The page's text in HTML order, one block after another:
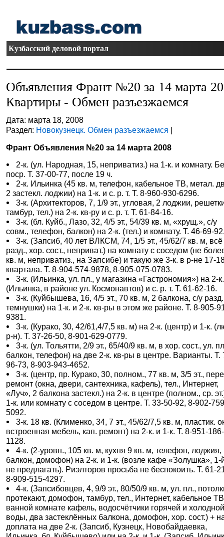
Кузбасский деловой портал
Объявления Франт №20 за 14 марта
Квартиры - Обмен разъезжаемся
Дата: марта 18, 2008
Раздел: Новокузнецк. Обмен разъезжаемся |
Франт Объявления №20 за 14 марта 2008
2-к. (ул. Народная, 15, неприватиз.) на 1-к. и комнату.
поср. Т. 37-00-77, после 19 ч.
2-к. Ильинка (45 кв. м, телефон, кабельное ТВ, метал.
2 застекл. лоджии) на 1-к. и с. р. т. Т. 8-960-930-6296.
3-к. (Архитекторов, 7, 1/9 эт., угловая, 2 лоджии,
тамбур, тел.) на 2-к. кв-ру и с. р. т. Т. 61-84-16.
3-к. (бл. Куйб., Лазо, 32, 4/5 эт., 54/39 кв. м, «хрущ.», с/у
совм., телефон, балкон) на 2-к. (тел.) и комнату. Т. 46-69-
3-к. (Запсиб, 40 лет ВЛКСМ, 74, 1/5 эт., 45/62/7 кв. м, всё
разд., хор. сост., неприват.) на комнату с соседом (не
кв. м, неприватиз., на Запсибе) и такую же 3-к. в р-не 17-
квартала. Т. 8-904-574-9878, 8-905-075-0783.
3-к. (Ильинка, ул. пл., у магазина «Гастрономия») на 2-к.
(Ильинка, в районе ул. Космонавтов) и с. р. т. Т. 61-62-16.
3-к. (Куйбышева, 16, 4/5 эт., 70 кв. м, 2 балкона, с/у
темнушки) на 1-к. и 2-к. кв-ры в этом же районе. Т. 8-905-
9381.
3-к. (Курако, 30, 42/61,4/7,5 кв. м) на 2-к. (центр) и 1-к.
р-н). Т. 37-26-50, 8-901-629-0779.
3-к. (ул. Тольятти, 2/9 эт., 65/40/9 кв. м, в хор. сост., ул.
балкон, телефон) на две 2-к. кв-ры в центре. Варианты. Т.
96-73, 8-903-943-4652.
3-к. (центр, пр. Курако, 30, полном., 77 кв. м, 3/5 эт.,
ремонт (окна, двери, сантехника, кафель), тел., Интернет,
«Луч», 2 балкона застекл.) на 2-к. в центре (полном., ср.
1-к. или комнату с соседом в центре. Т. 33-50-92, 8-902-
5092.
3-к. 18 кв. (Клименко, 34, 7 эт., 45/62/7,5 кв. м, пластик.
встроенная мебель, кап. ремонт) на 2-к. и 1-к. Т. 8-951-186-
1128.
4-к. (2-уровн., 105 кв. м, кухня 9 кв. м, телефон, лоджия,
балкон, домофон) на 2-к. и 1-к. (возле кафе «Золушка», 1-
не предлагать). Риэлторов просьба не беспокоить. Т. 61-
8-909-515-4297.
4-к. (Запсибовцев, 4, 9/9 эт., 80/50/9 кв. м, ул. пл.,
протекают, домофон, тамбур, тел., Интернет, кабельное
ванной комнате кафель, водосчётчики горячей и
воды, два застеклённых балкона, домофон, хор. сост.) +
доплата на две 2-к. (Запсиб, Кузнецк, Новобайдаевка,